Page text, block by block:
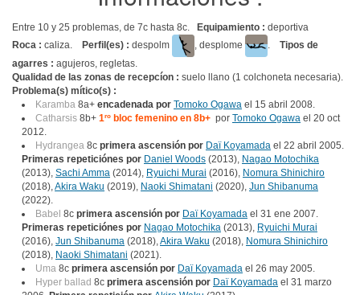
Entre 10 y 25 problemas, de 7c hasta 8c. Equipamiento : deportiva
Roca : caliza. Perfil(es) : despolm , desplome . Tipos de
agarres : agujeros, regletas.
Qualidad de las zonas de recepcíon : suelo llano (1 colchoneta necesaria).
Problema(s) mítico(s) :
Karamba 8a+ encadenada por Tomoko Ogawa el 15 abril 2008.
Catharsis 8b+ 1ro bloc femenino en 8b+ por Tomoko Ogawa el 20 oct
2012.
Hydrangea 8c primera ascensión por Daï Koyamada el 22 abril 2005.
Primeras repeticiónes por Daniel Woods (2013), Nagao Motochika
(2013), Sachi Amma (2014), Ryuichi Murai (2016), Nomura Shinichiro
(2018),Akira Waku (2019), Naoki Shimatani (2020), Jun Shibanuma
(2022).
Babel 8c primera ascensión por Daï Koyamada el 31 ene 2007.
Primeras repeticiónes por Nagao Motochika (2013), Ryuichi Murai
(2016), Jun Shibanuma (2018),Akira Waku (2018), Nomura Shinichiro
(2018), Naoki Shimatani (2021).
Uma 8c primera ascensión por Daï Koyamada el 26 may 2005.
Hyper ballad 8c primera ascensión por Daï Koyamada el 31 marzo